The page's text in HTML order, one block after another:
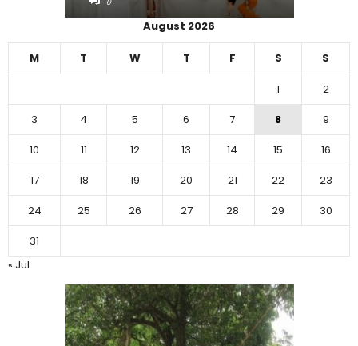
August 2026
M T W T F S S
1
2
3
4 5 6 7 8
9
10
11 12 13 14 15
16
17
18 19 20 21 22
23
24
25 26 27 28 29
30
31
« Jul